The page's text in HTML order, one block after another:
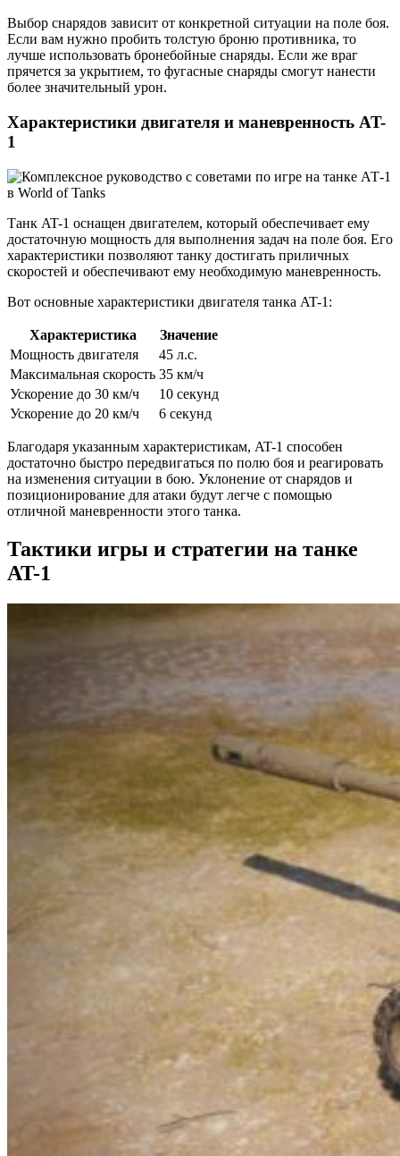
Выбор снарядов зависит от конкретной ситуации на поле боя.
Если вам нужно пробить толстую броню противника, то
лучше использовать бронебойные снаряды. Если же враг
прячется за укрытием, то фугасные снаряды смогут нанести
более значительный урон.
Характеристики двигателя и маневренность AT-
1
Танк AT-1 оснащен двигателем, который обеспечивает ему
достаточную мощность для выполнения задач на поле боя. Его
характеристики позволяют танку достигать приличных
скоростей и обеспечивают ему необходимую маневренность.
Вот основные характеристики двигателя танка AT-1:
Характеристика
Значение
Мощность двигателя
45 л.с.
Максимальная скорость 35 км/ч
Ускорение до 30 км/ч
10 секунд
Ускорение до 20 км/ч
6 секунд
Благодаря указанным характеристикам, AT-1 способен
достаточно быстро передвигаться по полю боя и реагировать
на изменения ситуации в бою. Уклонение от снарядов и
позиционирование для атаки будут легче с помощью
отличной маневренности этого танка.
Тактики игры и стратегии на танке
AT-1